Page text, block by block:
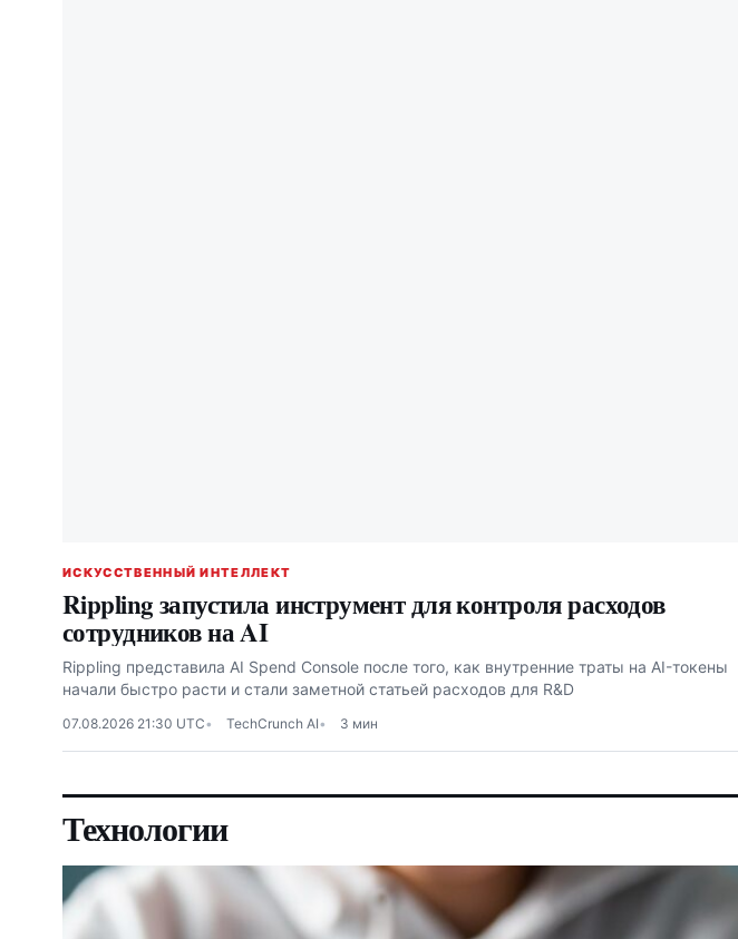
ИСКУССТВЕННЫЙ ИНТЕЛЛЕКТ
Rippling запустила инструмент для контроля расходов
сотрудников на AI
Rippling представила AI Spend Console после того, как внутренние траты на AI-токены
начали быстро расти и стали заметной статьей расходов для R&D
07.08.2026 21:30 UTC TechCrunch AI 3 мин
Технологии